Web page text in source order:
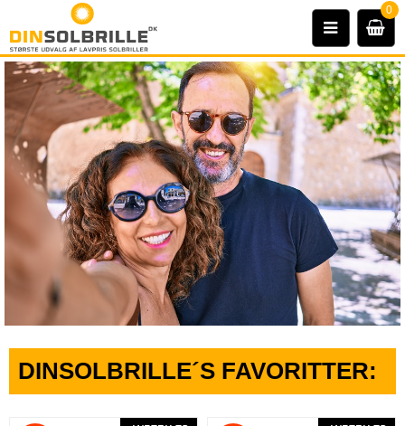
0
DINSOLBRILLE´S FAVORITTER: